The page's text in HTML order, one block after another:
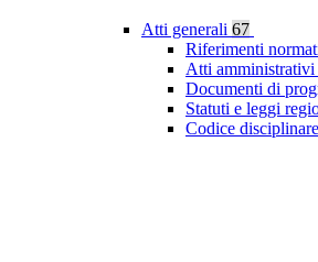
Atti generali 67
Riferimenti
Atti amministrativi
Documenti di
Statuti e leggi
Codice